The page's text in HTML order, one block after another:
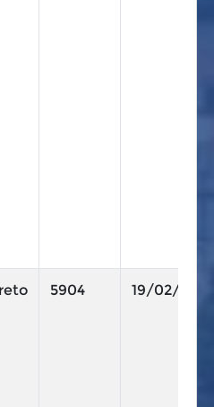
5904 19/02/2026